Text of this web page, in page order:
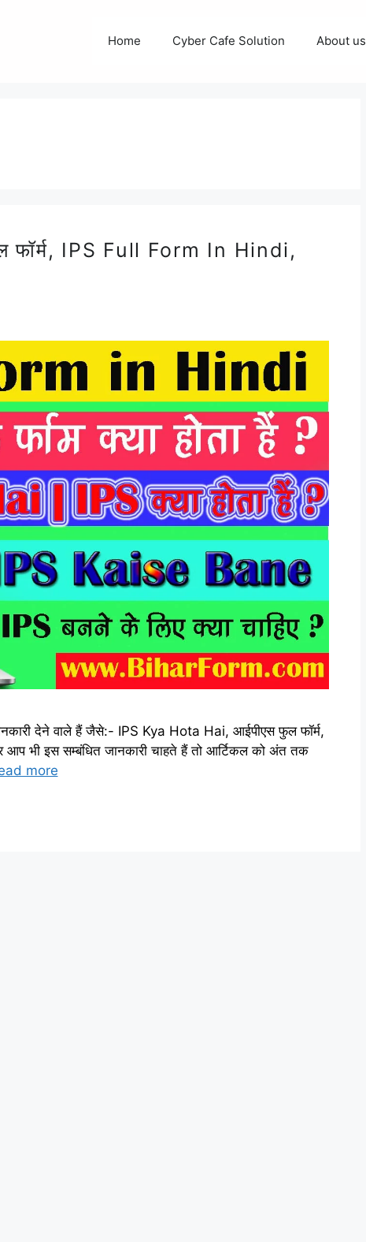
Home Cyber Cafe Solution About us
IPS Full Form In Hindi,
देने वाले हैं जैसे:- IPS Kya Hota Hai, आईपीएस फुल फॉर्म,
भी इस सम्बंधित जानकारी चाहते हैं तो आर्टिकल को अंत तक
more